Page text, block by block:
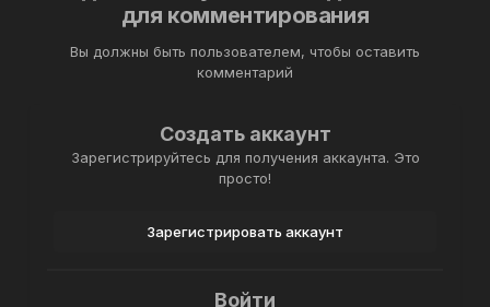
для комментирования
Вы должны быть пользователем, чтобы оставить
комментарий
Создать аккаунт
Зарегистрируйтесь для получения аккаунта. Это
просто!
Зарегистрировать аккаунт
Войти